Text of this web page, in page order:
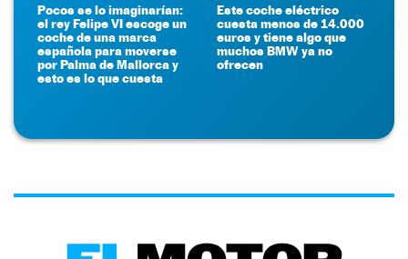
Pocos se lo imaginarían:
el rey Felipe VI escoge un
coche de una marca
española para moverse
por Palma de Mallorca y
esto es lo que cuesta
Este coche eléctrico
cuesta menos de 14.000
euros y tiene algo que
muchos BMW ya no
ofrecen